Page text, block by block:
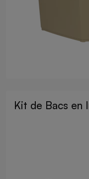
Kit de Bacs en